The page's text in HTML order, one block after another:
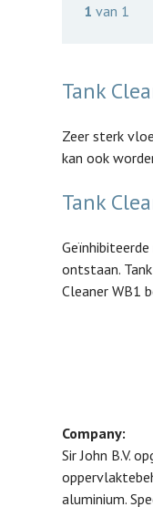
1 van 1
Tank
Zeer sterk
kan ook
Tank
ontstaan.
Cleaner WB1
Company:
Sir John B.V.
aluminium.